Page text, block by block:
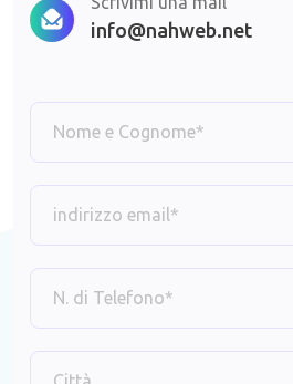
info@nahweb.net